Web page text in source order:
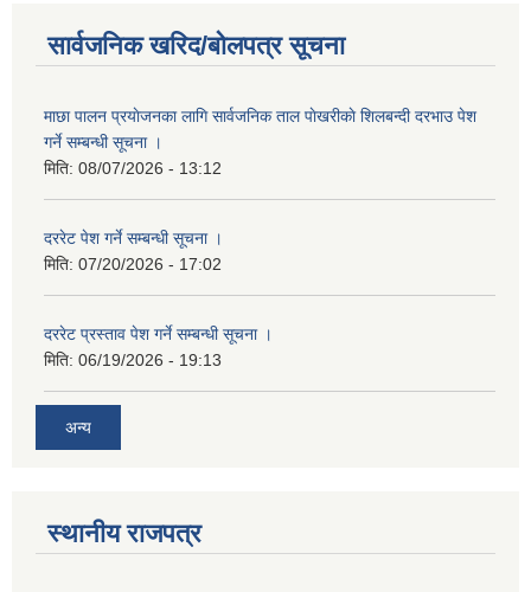
सार्वजनिक खरिद/बोलपत्र सूचना
माछा पालन प्रयाेजनका लागि सार्वजनिक ताल पाेखरीकाे शिलबन्दी दरभाउ पेश
गर्ने सम्बन्धी सूचना ।
मिति: 08/07/2026 - 13:12
दररेट पेश गर्ने सम्बन्धी सूचना ।
मिति: 07/20/2026 - 17:02
दररेट प्रस्ताव पेश गर्ने सम्बन्धी सूचना ।
मिति: 06/19/2026 - 19:13
अन्य
स्थानीय राजपत्र